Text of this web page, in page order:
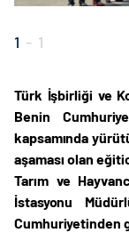
1 - 1
Türk İşbirliği ve
Benin
kapsamında
aşaması olan
Tarım ve
İstasyonu
Cumhuriyetinden